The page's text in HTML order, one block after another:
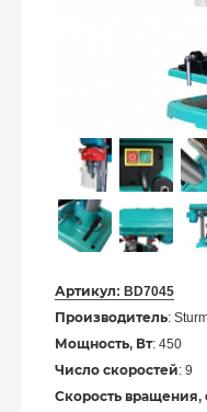
Артикул: BD7045
Производитель:
Мощность, Вт: 450
Число скоростей: 9
Скорость вращения,